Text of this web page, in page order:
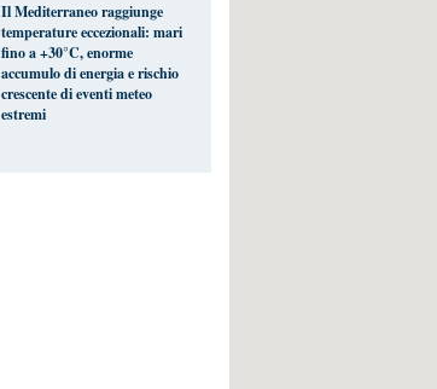
Il Mediterraneo raggiunge
temperature eccezionali: mari
fino a +30°C, enorme
accumulo di energia e rischio
crescente di eventi meteo
estremi